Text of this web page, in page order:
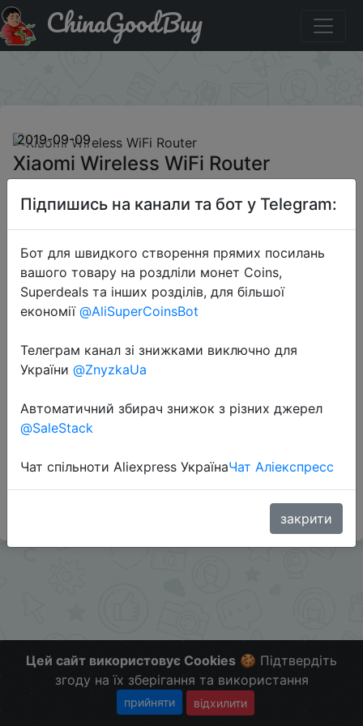
Промокод на знижку BGGJG7CN Xiaomi Wireless WiFi
Router
ChinaGoodBuy
2019-09-09
Xiaomi Wireless WiFi Router
$31.99
Промокод:"BGGJG7CN"
Перейти до магазину
Додаткова інформація відсутня.
каналі:
ZnyzhkaUA
Цей сайт використовує Cookies 🍪 Підтвердіть
згоду на їх зберігання та використання
прийняти відхилити
Підпишись на канали та бот у Telegram:
Бот для швидкого створення прямих посилань
вашого товару на роздліли монет Coins,
Superdeals та інших розділів, для більшої
економії @AliSuperCoinsBot
Телеграм канал зі знижками виключно для
України @ZnyzkaUa
Автоматичний збирач знижок з різних джерел
@SaleStack
Чат спільноти Aliexpress УкраїнаЧат Аліекспресс
закрити